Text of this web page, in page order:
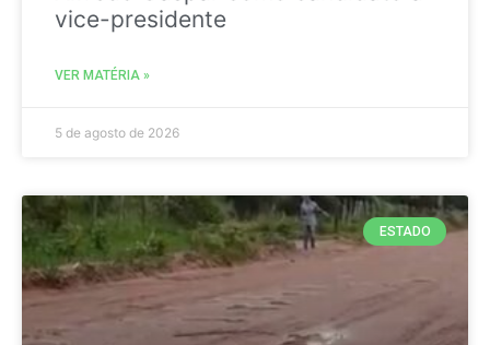
vice-presidente
VER MATÉRIA »
5 de agosto de 2026
ESTADO